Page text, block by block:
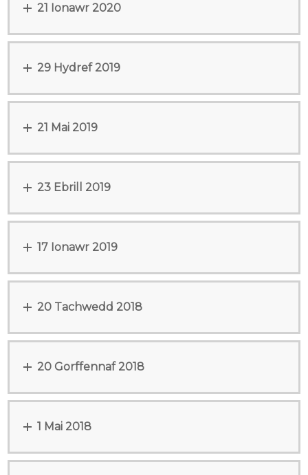
21 Ionawr 2020
29 Hydref 2019
21 Mai 2019
23 Ebrill 2019
17 Ionawr 2019
20 Tachwedd 2018
20 Gorffennaf 2018
1 Mai 2018